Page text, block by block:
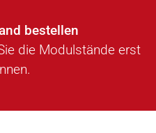
bestellen
die Modulstände erst